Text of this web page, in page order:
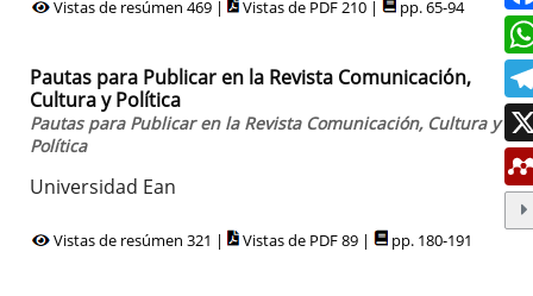
Vistas de resúmen 469 | Vistas de PDF 210 | pp. 65-94
Pautas para Publicar en la Revista Comunicación,
Cultura y Política
Pautas para Publicar en la Revista Comunicación, Cultura y
Política
Universidad Ean
Vistas de resúmen 321 | Vistas de PDF 89 | pp. 180-191